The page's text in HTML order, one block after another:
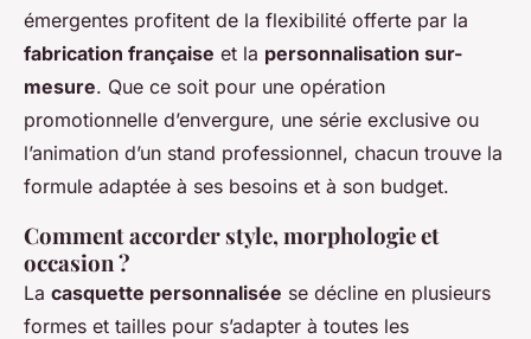
émergentes profitent de la flexibilité offerte par la
fabrication française et la personnalisation sur-
mesure. Que ce soit pour une opération
promotionnelle d’envergure, une série exclusive ou
l’animation d’un stand professionnel, chacun trouve la
formule adaptée à ses besoins et à son budget.
Comment accorder style, morphologie et
occasion ?
La casquette personnalisée se décline en plusieurs
formes et tailles pour s’adapter à toutes les